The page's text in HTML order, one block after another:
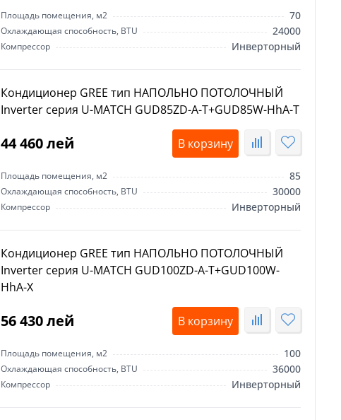
Площадь помещения, м2 70
Охлаждающая способность, BTU 24000
Компрессор Инверторный
Кондиционер GREE тип НАПОЛЬНО ПОТОЛОЧНЫЙ
Inverter серия U-MATCH GUD85ZD-A-T+GUD85W-HhA-T
44 460 лей В корзину
Площадь помещения, м2 85
Охлаждающая способность, BTU 30000
Компрессор Инверторный
Кондиционер GREE тип НАПОЛЬНО ПОТОЛОЧНЫЙ
Inverter серия U-MATCH GUD100ZD-A-T+GUD100W-
HhA-X
56 430 лей В корзину
Площадь помещения, м2 100
Охлаждающая способность, BTU 36000
Компрессор Инверторный